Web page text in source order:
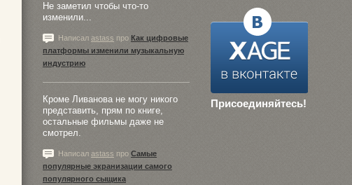
Присоединяйтесь!
Не заметил чтобы что-то
изменили...
Написал astass про Как цифровые
платформы изменили музыкальную
индустрию
Кроме Ливанова не могу никого
представить, прям по книге,
остальные фильмы даже не
смотрел.
Написал astass про Самые
популярные экранизации самого
популярного сыщика